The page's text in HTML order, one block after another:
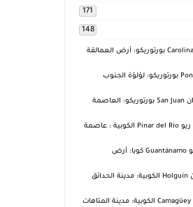
171
148
مدينة كارولينا Carolina بورتوريكو: أرض العمالقة
مدينة بونثي Ponce بورتوريكو: لؤلؤة الجنوب
مدينة سان خوان San Juan بورتوريكو: العاصمة
مدينة بينار ديل ريو Pinar del Río الكوبية : عاصمة
مدينة غوانتانامو Guantánamo كوبا: أرض
مدينة هولغوين Holguín الكوبية: مدينة الحدائق
مدينة كاماجوي Camagüey الكوبية: مدينة المتاهات